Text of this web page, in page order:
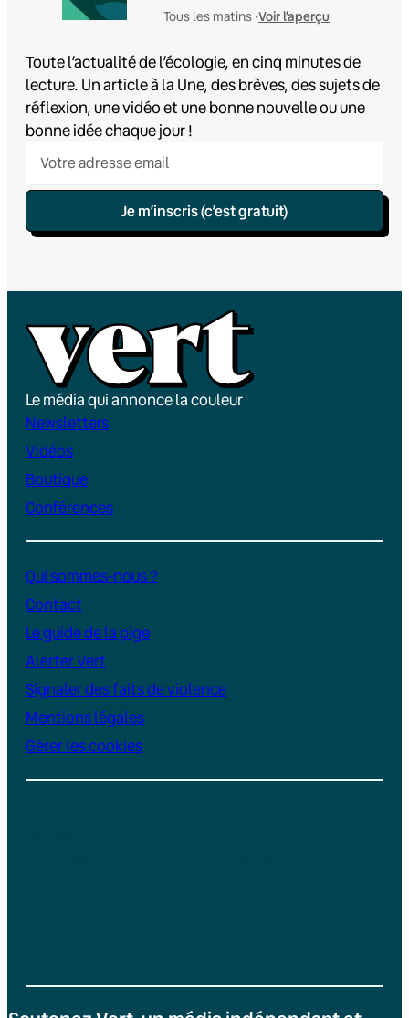
Tous les matins •Voir l'aperçu
Toute l’actualité de l’écologie, en cinq minutes de
lecture. Un article à la Une, des brèves, des sujets de
réflexion, une vidéo et une bonne nouvelle ou une
bonne idée chaque jour !
Je m’inscris (c’est gratuit)
Le média qui annonce la couleur
Newsletters
Vidéos
Boutique
Conférences
Qui sommes-nous ?
Contact
Le guide de la pige
Alerter Vert
Signaler des faits de violence
Mentions légales
Gérer les cookies